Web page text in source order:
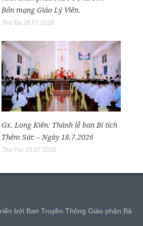
Bổn mạng Giáo Lý Viên.
Thứ Ba 28.07.2026
Gx. Long Kiên: Thánh lễ ban Bí tích
Thêm Sức – Ngày 18.7.2026
Thứ Hai 20.07.2026
bởi Ban Truyền Thông Giáo phận Bà